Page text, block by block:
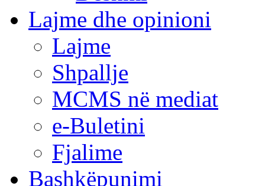
Lajme dhe opinioni
Lajme
Shpallje
MCMS në mediat
e-Buletini
Fjalime
Bashkëpunimi